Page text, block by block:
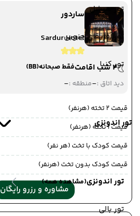
تور سیشل
تور آفریقای جنوبی
تور کنیا
تور اندونزی
تور اندونزی(مشاهده همه)
تور بالی
ساردور
Sardur Hotel
4 شب اقامت
فقط صبحانه(BB)
دید اتاق :-منطقه :-
قیمت 2 تخته (هرنفر)
قیمت 1 تخته (هرنفر)
قیمت کودک با تخت (هر نفر)
قیمت کودک بدون تخت (هرنفر)
مشاوره و رزرو رایگان